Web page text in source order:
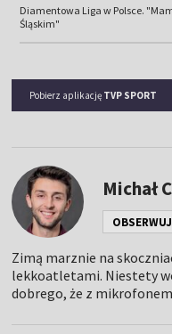
Diamentowa Liga w Polsce.
Śląskim"
Pobierz aplikację TVP SPORT
Michał
OBSERWUJ
Zimą marznie na
lekkoatletami. Niestety
dobrego, że z